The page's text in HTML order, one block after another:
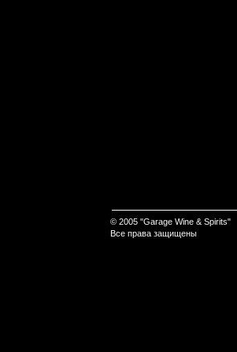
© 2005 "Garage Wine & Spirits"
Все права защищены